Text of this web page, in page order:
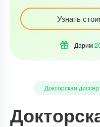
Узнать
Дарим
Докторская